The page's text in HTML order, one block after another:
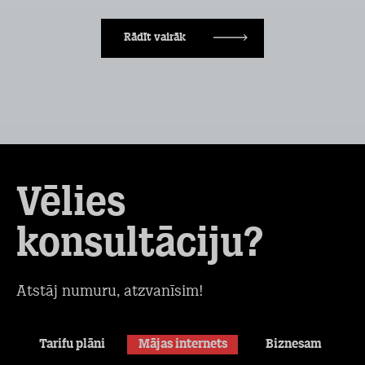
Rādīt vairāk
Vēlies
konsultāciju?
Atstāj numuru, atzvanīsim!
Tarifu plāni Mājas internets Biznesam